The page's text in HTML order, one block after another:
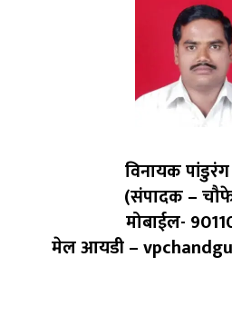
विनायक
(संपादक –
मोबाईल-
मेल आयडी –